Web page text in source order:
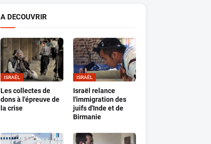
A DECOUVRIR
ISRAËL
Les collectes de
dons à l'épreuve de
la crise
ISRAËL
Israël relance
l'immigration des
juifs d'Inde et de
Birmanie